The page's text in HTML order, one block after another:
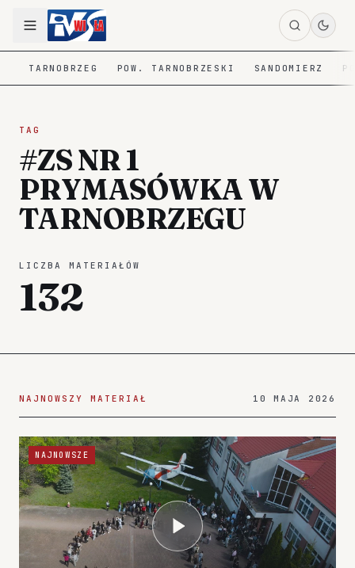
TARNOBRZEG POW. TARNOBRZESKI SANDOMIERZ
TAG
#ZS NR 1
PRYMASÓWKA W
TARNOBRZEGU
LICZBA MATERIAŁÓW
132
NAJNOWSZY MATERIAŁ 10 MAJA 2026
NAJNOWSZE